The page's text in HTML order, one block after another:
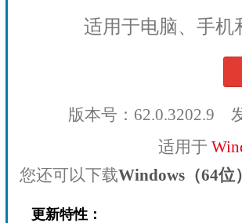
适用于电脑、手机
版本号：62.0.3202.9
适用于
您还可以下载Windows（64位
更新特性：